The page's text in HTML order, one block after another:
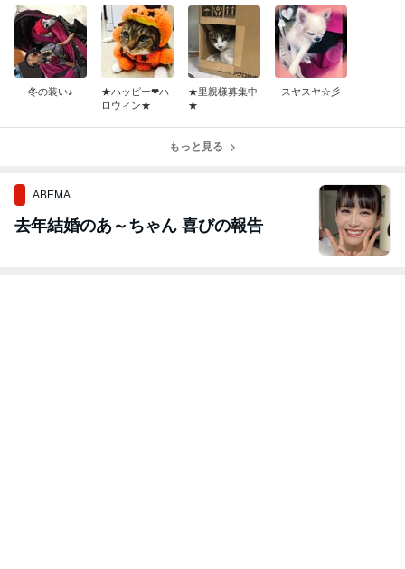
冬の装い♪
★ハッピー❤︎ハ
ロウィン★
★里親様募集中
★
スヤスヤ☆彡
もっと見る
ABEMA
去年結婚のあ～ちゃん 喜びの報告